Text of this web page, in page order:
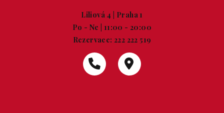
Liliová 4 | Praha 1
Po - Ne | 11:00 - 20:00
Rezervace: 222 222 519